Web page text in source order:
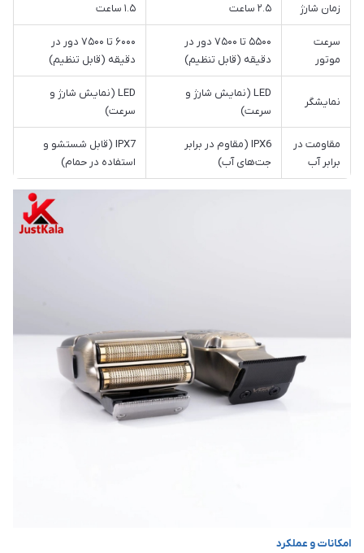
زمان شارژ ۲.۵ ساعت ۱.۵ ساعت
سرعت
موتور
۵۵۰۰ تا ۷۵۰۰ دور در
دقیقه (قابل تنظیم)
۶۰۰۰ تا ۷۵۰۰ دور در
دقیقه (قابل تنظیم)
نمایشگر
LED (نمایش شارژ و
سرعت)
LED (نمایش شارژ و
سرعت)
مقاومت در
برابر آب
IPX6 (مقاوم در برابر
جت‌های آب)
IPX7 (قابل شستشو و
استفاده در حمام)
امکانات و عملکرد